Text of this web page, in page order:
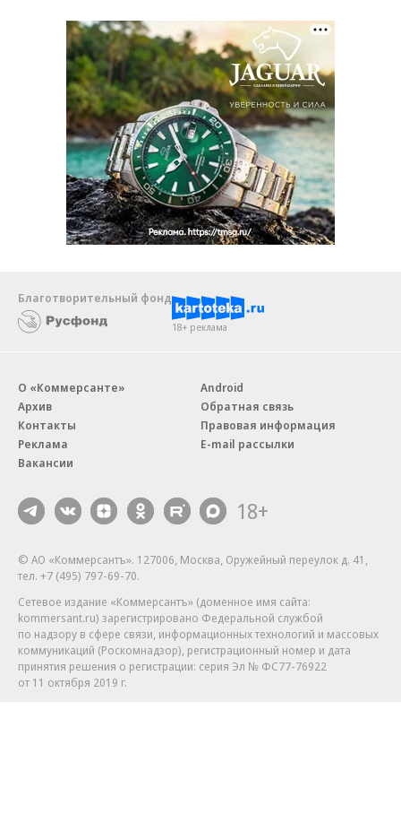
Благотворительный фонд
18+ реклама
О «Коммерсанте»
Архив
Контакты
Реклама
Вакансии
Android
Обратная связь
Правовая информация
E-mail рассылки
18+
© АО «Коммерсантъ». 127006, Москва, Оружейный переулок д. 41,
тел. +7 (495) 797-69-70.
Сетевое издание «Коммерсантъ» (доменное имя сайта:
kommersant.ru) зарегистрировано Федеральной службой
по надзору в сфере связи, информационных технологий и массовых
коммуникаций (Роскомнадзор), регистрационный номер и дата
принятия решения о регистрации: серия Эл № ФС77-76922
от 11 октября 2019 г.